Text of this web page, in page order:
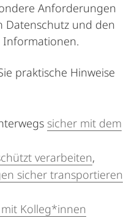
Anforderungen
Datenschutz und den
Informationen.
praktische Hinweise
sicher mit dem
verarbeiten,
sicher transportieren
Kolleg*innen